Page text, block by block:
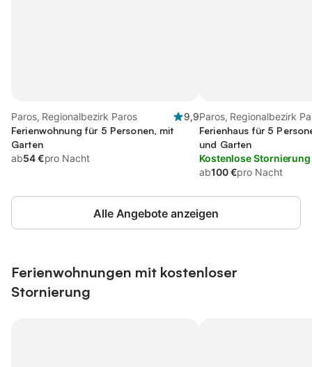
Paros, Regionalbezirk Paros
9,9
Ferienwohnung für 5 Personen, mit
Garten
ab54 €pro Nacht
Paros, Regionalbezirk
Ferienhaus für 5
und Garten
Kostenlose Stornierung
ab100 €pro Nacht
Alle Angebote anzeigen
Ferienwohnungen mit kostenloser
Stornierung